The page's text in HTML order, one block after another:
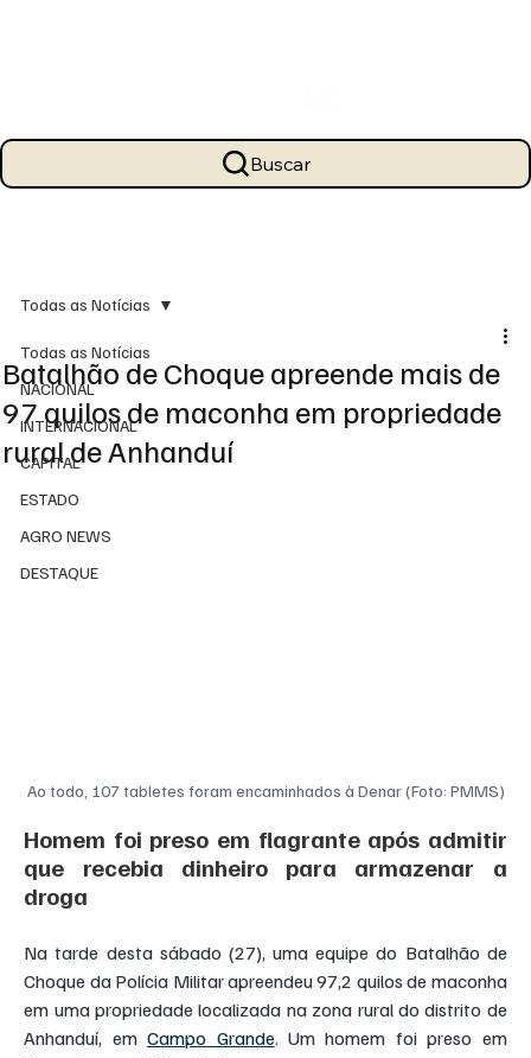
Buscar
Todas as Notícias
NACIONAL
INTERNACIONAL
CAPITAL
ESTADO
AGRO NEWS
DESTAQUE
Todas as Notícias
Batalhão de Choque apreende mais de
97 quilos de maconha em propriedade
rural de Anhanduí
Ao todo, 107 tabletes foram encaminhados à Denar (Foto: PMMS)
Homem foi preso em flagrante após admitir
que recebia dinheiro para armazenar a
droga
Na tarde desta sábado (27), uma equipe do Batalhão de
Choque da Polícia Militar apreendeu 97,2 quilos de maconha
em uma propriedade localizada na zona rural do distrito de
Anhanduí, em Campo Grande. Um homem foi preso em